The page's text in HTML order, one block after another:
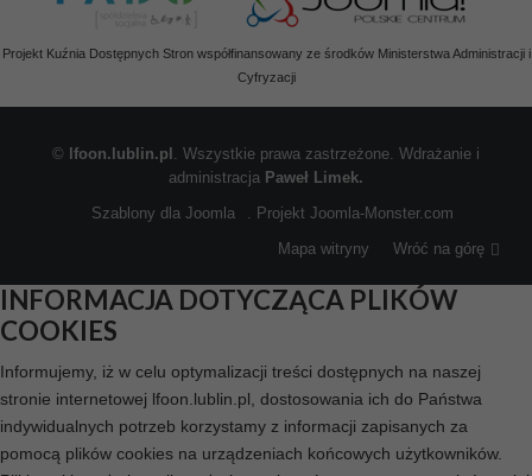
Projekt Kuźnia Dostępnych Stron współfinansowany ze środków Ministerstwa Administracji i
Cyfryzacji
© lfoon.lublin.pl . Wszystkie prawa zastrzeżone. Wdrażanie i
administracja Paweł Limek.
Szablony dla Joomla
. Projekt Joomla-Monster.com
Mapa witryny
Wróć na górę
INFORMACJA DOTYCZĄCA PLIKÓW
COOKIES
Informujemy, iż w celu optymalizacji treści dostępnych na naszej
stronie internetowej lfoon.lublin.pl, dostosowania ich do Państwa
indywidualnych potrzeb korzystamy z informacji zapisanych za
pomocą plików cookies na urządzeniach końcowych użytkowników.